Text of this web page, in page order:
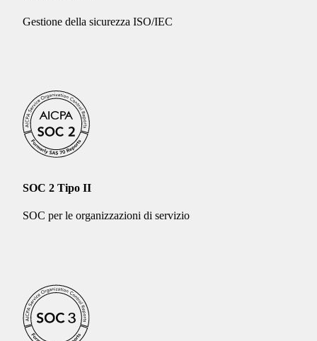
Gestione della sicurezza ISO/IEC
SOC 2 Tipo II
SOC per le organizzazioni di servizio